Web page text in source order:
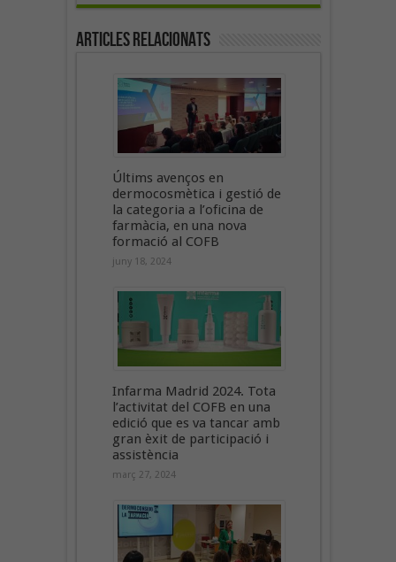
Articles Relacionats
Últims avenços en
dermocosmètica i gestió de
la categoria a l’oficina de
farmàcia, en una nova
formació al COFB
juny 18, 2024
Infarma Madrid 2024. Tota
l’activitat del COFB en una
edició que es va tancar amb
gran èxit de participació i
assistència
març 27, 2024